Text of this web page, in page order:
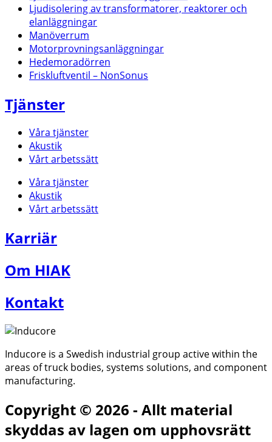
Ljudisolering av transformatorer, reaktorer och
elanläggningar
Manöverrum
Motorprovningsanläggningar
Hedemoradörren
Friskluftventil – NonSonus
Tjänster
Våra tjänster
Akustik
Vårt arbetssätt
Våra tjänster
Akustik
Vårt arbetssätt
Karriär
Om HIAK
Kontakt
Inducore is a Swedish industrial group active within the
areas of truck bodies, systems solutions, and component
manufacturing.
Copyright © 2026 - Allt material
skyddas av lagen om upphovsrätt